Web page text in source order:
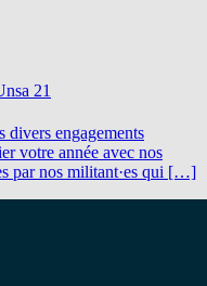
21
divers engagements
votre année avec nos
par nos militant·es qui […]